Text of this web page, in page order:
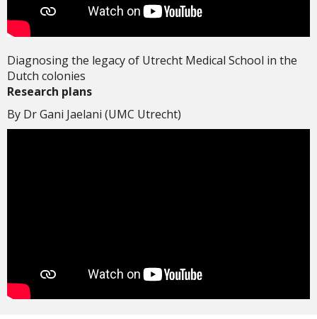
Diagnosing the legacy of Utrecht Medical School in the
Dutch colonies
Research plans
By Dr Gani Jaelani (UMC Utrecht)